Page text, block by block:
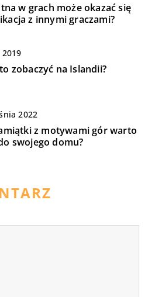
w grach może okazać się
z innymi graczami?
zobaczyć na Islandii?
2022
z motywami gór warto
swojego domu?